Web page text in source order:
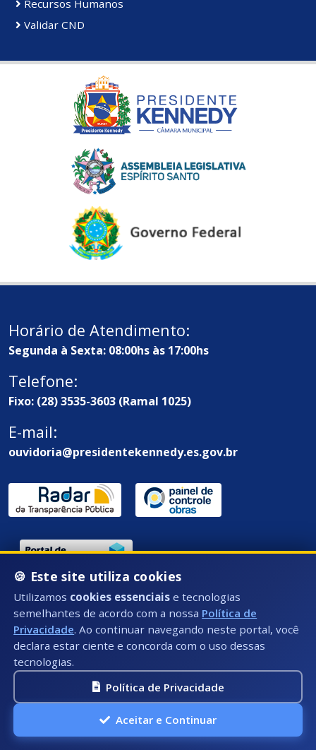
Recursos Humanos
Validar CND
Horário de Atendimento:
Segunda à Sexta: 08:00hs às 17:00hs
Telefone:
Fixo: (28) 3535-3603 (Ramal 1025)
E-mail:
ouvidoria@presidentekennedy.es.gov.br
Endereço / Ouvidoria:
Rua Átila Vivaqua, Nº 79 - Centro, Presidente
Kennedy - ES, CEP: 29350-000
🍪 Este site utiliza cookies
Utilizamos cookies essenciais e tecnologias
semelhantes de acordo com a nossa Política de
Privacidade. Ao continuar navegando neste portal, você
declara estar ciente e concorda com o uso dessas
tecnologias.
Política de Privacidade
Aceitar e Continuar